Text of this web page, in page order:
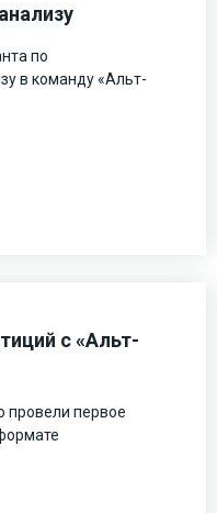
по
в команду «Альт-
с «Альт-
провели первое